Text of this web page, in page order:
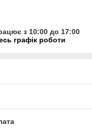
з 10:00 до 17:00
графік роботи